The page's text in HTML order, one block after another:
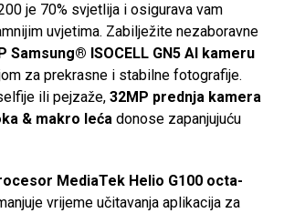
je 70% svjetlija i osigurava vam
uvjetima. Zabilježite nezaboravne
Samsung® ISOCELL GN5 AI kameru
za prekrasne i stabilne fotografije.
ili pejzaže, 32MP prednja kamera
& makro leća donose zapanjujuću
MediaTek Helio G100 octa-
vrijeme učitavanja aplikacija za